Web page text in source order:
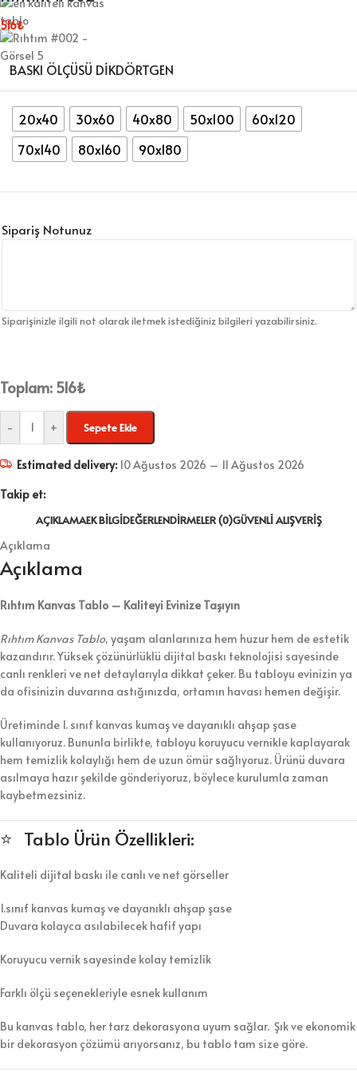
516₺
BASKI ÖLÇÜSÜ DİKDÖRTGEN
20x40 30x60 40x80 50x100
60x120
70x140
80x160 90x180
Sipariş Notunuz
Siparişinizle ilgili not olarak iletmek istediğiniz bilgileri yazabilirsiniz.
Toplam: 516₺
- + Sepete Ekle
Estimated delivery: 10 Ağustos 2026 – 11 Ağustos 2026
Takip et:
AÇIKLAMAEK BILGIDEĞERLENDIRMELER (0)GÜVENLI ALIŞVERIŞ
Açıklama
Açıklama
Rıhtım Kanvas Tablo – Kaliteyi Evinize Taşıyın
Rıhtım Kanvas Tablo, yaşam alanlarınıza hem huzur hem de estetik
kazandırır. Yüksek çözünürlüklü dijital baskı teknolojisi sayesinde
canlı renkleri ve net detaylarıyla dikkat çeker. Bu tabloyu evinizin ya
da ofisinizin duvarına astığınızda, ortamın havası hemen değişir.
Üretiminde 1. sınıf kanvas kumaş ve dayanıklı ahşap şase
kullanıyoruz. Bununla birlikte, tabloyu koruyucu vernikle kaplayarak
hem temizlik kolaylığı hem de uzun ömür sağlıyoruz. Ürünü duvara
asılmaya hazır şekilde gönderiyoruz, böylece kurulumla zaman
kaybetmezsiniz.
⭐ Tablo Ürün Özellikleri:
Kaliteli dijital baskı ile canlı ve net görseller
1.sınıf kanvas kumaş ve dayanıklı ahşap şase
Duvara kolayca asılabilecek hafif yapı
Koruyucu vernik sayesinde kolay temizlik
Farklı ölçü seçenekleriyle esnek kullanım
Bu kanvas tablo, her tarz dekorasyona uyum sağlar. Şık ve ekonomik
bir dekorasyon çözümü arıyorsanız, bu tablo tam size göre.